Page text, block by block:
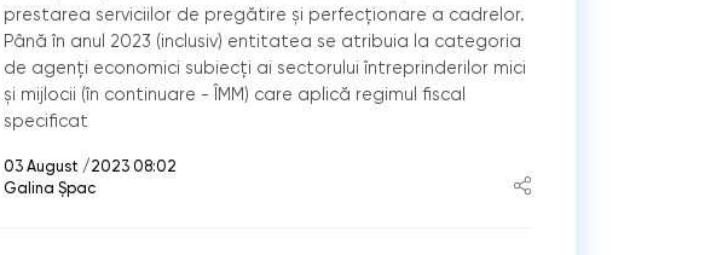
prestarea serviciilor de pregătire și perfecționare a cadrelor.
Până în anul 2023 (inclusiv) entitatea se atribuia la categoria
de agenți economici subiecți ai sectorului întreprinderilor mici
și mijlocii (în continuare - ÎMM) care aplică regimul fiscal
specificat
03 August /2023 08:02
Galina Șpac